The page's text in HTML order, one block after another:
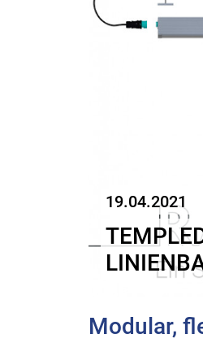
19.04.2021
Modular,